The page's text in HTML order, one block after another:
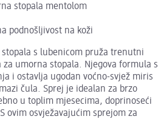
stopala mentolom
podnošljivost na koži
stopala s lubenicom pruža trenutni
umorna stopala. Njegova formula s
i ostavlja ugodan voćno-svjež miris
čula. Sprej je idealan za brzo
u toplim mjesecima, doprinoseći
ovim osvježavajućim sprejom za